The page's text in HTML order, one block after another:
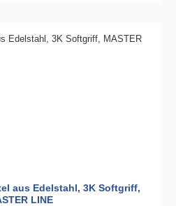
aus Edelstahl, 3K Softgriff,
LINE